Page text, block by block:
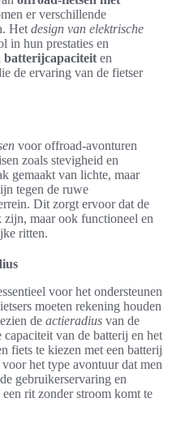
er verschillende
Het design van elektrische
in hun prestaties en
batterijcapaciteit en
de ervaring van de fietser
voor offroad-avonturen
zoals stevigheid en
gemaakt van lichte, maar
tegen de ruwe
Dit zorgt ervoor dat de
maar ook functioneel en
ritten.
voor het ondersteunen
moeten rekening houden
de actieradius van de
van de batterij en het
fiets te kiezen met een batterij
het type avontuur dat men
gebruikerservaring en
rit zonder stroom komt te